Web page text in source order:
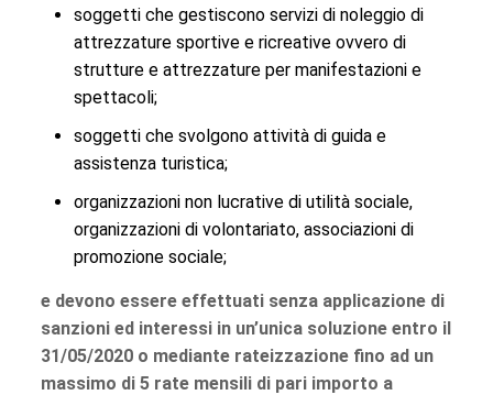
soggetti che gestiscono servizi di noleggio di
attrezzature sportive e ricreative ovvero di
strutture e attrezzature per manifestazioni e
spettacoli;
soggetti che svolgono attività di guida e
assistenza turistica;
organizzazioni non lucrative di utilità sociale,
organizzazioni di volontariato, associazioni di
promozione sociale;
e devono essere effettuati senza applicazione di
sanzioni ed interessi in un’unica soluzione entro il
31/05/2020 o mediante rateizzazione fino ad un
massimo di 5 rate mensili di pari importo a